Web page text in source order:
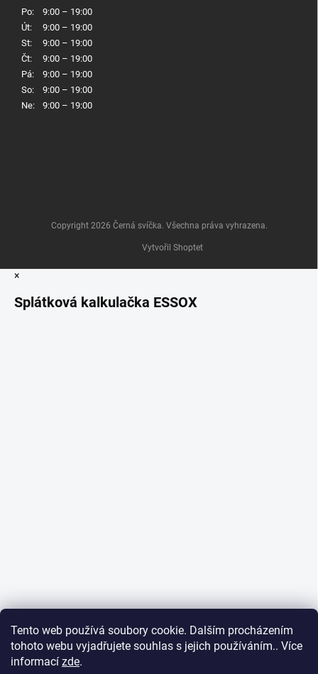
Tento web používá soubory cookie. Dalším procházením
tohoto webu vyjadřujete souhlas s jejich používáním.. Více
informací zde.
Po:
9:00 – 19:00
Út:
9:00 – 19:00
St:
9:00 – 19:00
Čt:
9:00 – 19:00
Pá:
9:00 – 19:00
So:
9:00 – 19:00
Ne:
9:00 – 19:00
Vytvořil Shoptet
Copyright 2026 Černá svíčka. Všechna práva vyhrazena.
×
Splátková kalkulačka ESSOX